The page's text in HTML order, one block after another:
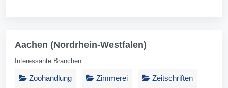
Aachen (Nordrhein-Westfalen)
Interessante Branchen
Zoohandlung Zimmerei Zeitschriften